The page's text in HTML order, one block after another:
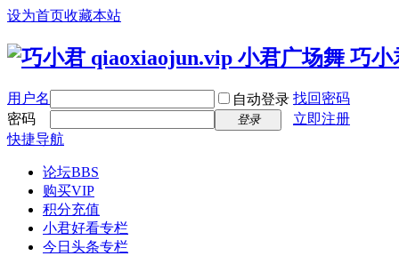
设为首页收藏本站
用户名 自动登录 找回密码
密码
登录
立即注册
快捷导航
论坛BBS
购买VIP
积分充值
小君好看专栏
今日头条专栏